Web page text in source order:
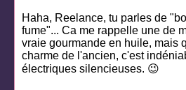
Haha, Reelance, tu parles de
fume"... Ca me rappelle une de
vraie gourmande en huile, mais
charme de l'ancien, c'est
électriques silencieuses. 😉